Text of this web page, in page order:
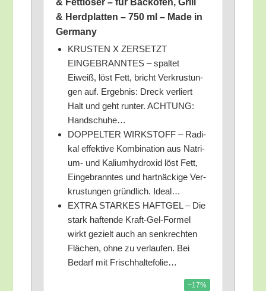
& Herd­plat­ten – 750 ml – Made in
Germany
KRUSTEN X ZERSETZT
EINGEBRANNTES – spal­tet
Eiweiß, löst Fett, bricht Ver­krus­tun­
gen auf. Ergeb­nis: Dreck ver­liert
Halt und geht run­ter. ACHTUNG:
Handschuhe…
DOPPELTER WIRKSTOFF – Radi­
kal effek­ti­ve Kom­bi­na­ti­on aus Natri­
um- und Kali­um­hy­dr­o­xid löst Fett,
Ein­ge­brann­tes und hart­nä­cki­ge Ver­
krus­tun­gen gründ­lich. Ideal…
EXTRA STARKES HAFTGEL – Die
stark haf­ten­de Kraft-Gel-For­mel
wirkt gezielt auch an senk­rech­ten
Flä­chen, ohne zu ver­lau­fen. Bei
Bedarf mit Frischhaltefolie…
−17%